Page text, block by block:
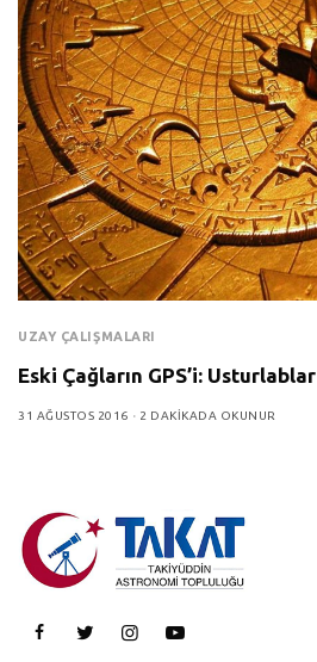
UZAY ÇALIŞMALARI
Eski Çağların GPS’i: Usturlablar
31 AĞUSTOS 2016 2 DAKIKADA OKUNUR